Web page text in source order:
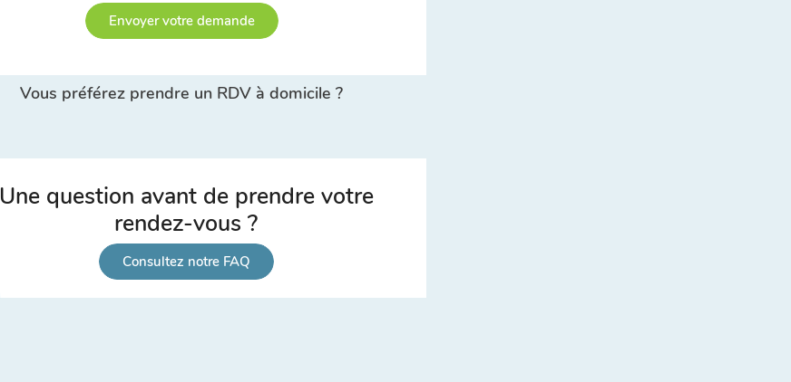
Envoyer votre demande
Vous préférez prendre un RDV à domicile ?
Une question avant de prendre votre
rendez-vous ?
Consultez notre FAQ